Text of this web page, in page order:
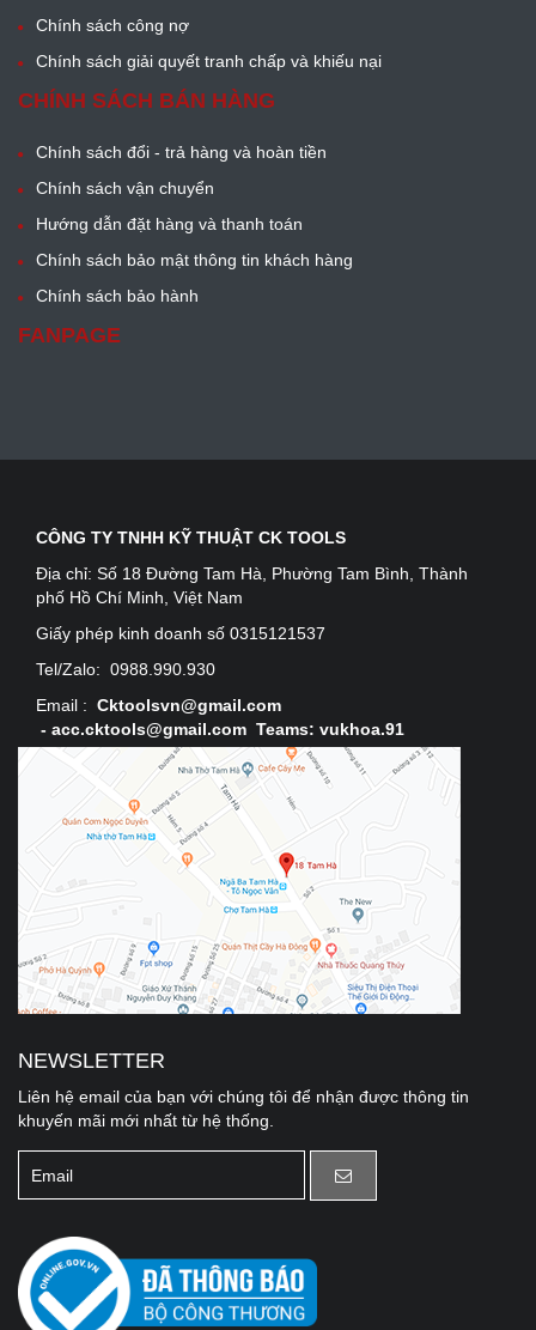
Chính sách công nợ
Chính sách giải quyết tranh chấp và khiếu nại
CHÍNH SÁCH BÁN HÀNG
Chính sách đổi - trả hàng và hoàn tiền
Chính sách vận chuyển
Hướng dẫn đặt hàng và thanh toán
Chính sách bảo mật thông tin khách hàng
Chính sách bảo hành
FANPAGE
CÔNG TY TNHH KỸ THUẬT CK TOOLS
Địa chỉ: Số 18 Đường Tam Hà, Phường Tam Bình, Thành
phố Hồ Chí Minh, Việt Nam
Giấy phép kinh doanh số 0315121537
Tel/Zalo: 0988.990.930
Email : Cktoolsvn@gmail.com
- acc.cktools@gmail.com Teams: vukhoa.91
NEWSLETTER
Liên hệ email của bạn với chúng tôi để nhận được thông tin
khuyến mãi mới nhất từ hệ thống.